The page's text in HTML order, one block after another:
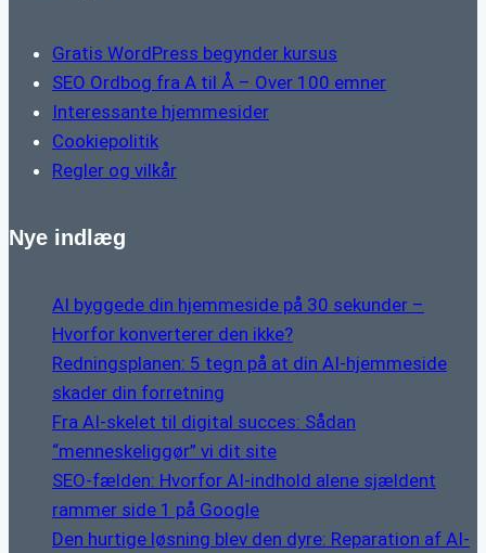
Gratis WordPress begynder kursus
SEO Ordbog fra A til Å – Over 100 emner
Interessante hjemmesider
Cookiepolitik
Regler og vilkår
Nye indlæg
AI byggede din hjemmeside på 30 sekunder –
Hvorfor konverterer den ikke?
Redningsplanen: 5 tegn på at din AI-hjemmeside
skader din forretning
Fra AI-skelet til digital succes: Sådan
“menneskeliggør” vi dit site
SEO-fælden: Hvorfor AI-indhold alene sjældent
rammer side 1 på Google
Den hurtige løsning blev den dyre: Reparation af AI-